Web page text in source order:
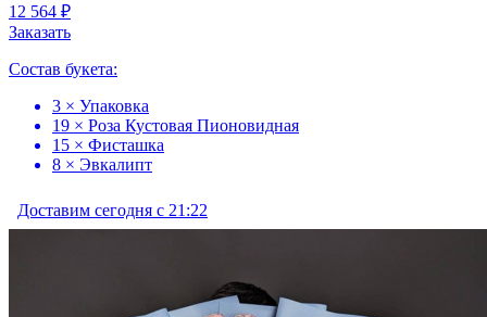
12 564 ₽
Заказать
Состав букета:
3 × Упаковка
19 × Роза Кустовая Пионовидная
15 × Фисташка
8 × Эвкалипт
Доставим сегодня с 21:22